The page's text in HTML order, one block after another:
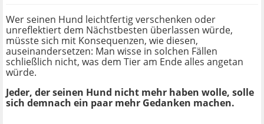
Wer seinen Hund leichtfertig verschenken oder
unreflektiert dem Nächstbesten überlassen würde,
müsste sich mit Konsequenzen, wie diesen,
auseinandersetzen: Man wisse in solchen Fällen
schließlich nicht, was dem Tier am Ende alles angetan
würde.
Jeder, der seinen Hund nicht mehr haben wolle, solle
sich demnach ein paar mehr Gedanken machen.